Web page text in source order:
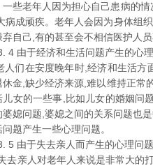
一些老年人因为担心自己患病的
病成顽疾。老年人会因为身体组
弃自己,有的甚至会不相信医护人员
由于经济和生活问题产生的心
们在安度晚年时,经济和生活方
休金,缺少经济来源,难以维持正常
儿女的一些事,比如儿女的婚姻问
婆媳问题,婆媳之间的关系问题也
题产生一些心理问题。
由于失去亲人而产生的心理问题
亲人对老年人来说是非常大的